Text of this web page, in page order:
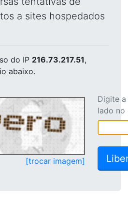
a sites hospedados
do IP 216.73.217.51,
abaixo.
[trocar imagem]
Digite
lado no